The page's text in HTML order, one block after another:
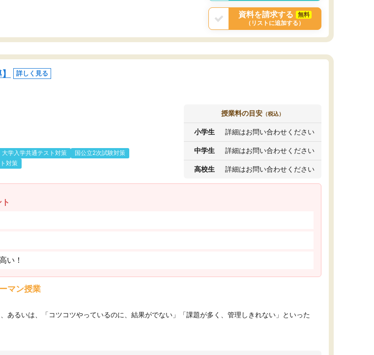
資料を請求する
無料
（リストに追加する）
詳しく見る
大学入学共通テスト対策
国公立2次試験対策
対策
授業料の目安 （税込）
小学生 詳細はお問い合わせください
中学生 詳細はお問い合わせください
高校生 詳細はお問い合わせください
い！
マン授業
あるいは、「コツコツやっているのに、結果がでない」「課題が多く、管理しきれない」といった